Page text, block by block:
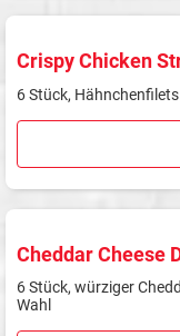
Crispy Chicken
6 Stück,
Cheddar Cheese
6 Stück, würziger
Wahl